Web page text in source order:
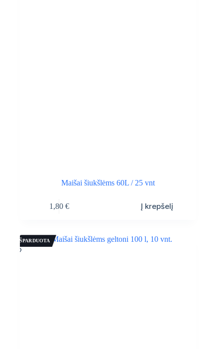
Maišai šiukšlėms 60L / 25 vnt
1,80 € Į krepšelį
IŠPARDUOTA